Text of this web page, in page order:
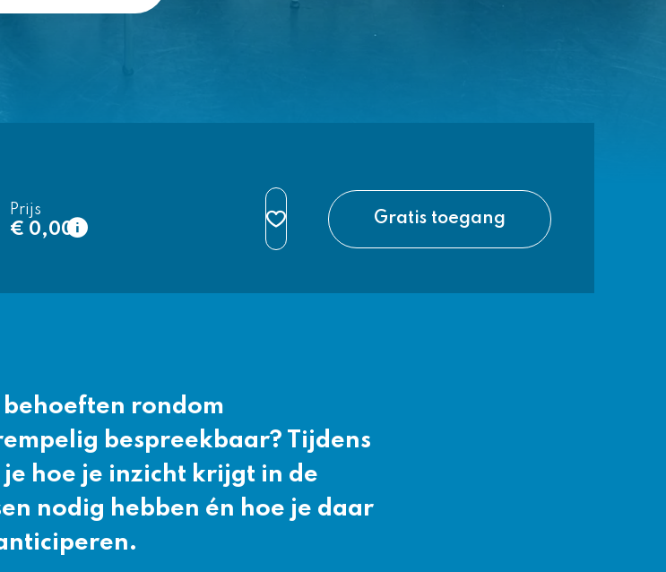
Prijs
€ 0,00
Gratis toegang
behoeften rondom
bespreekbaar? Tijdens
hoe je inzicht krijgt in de
nodig hebben én hoe je daar